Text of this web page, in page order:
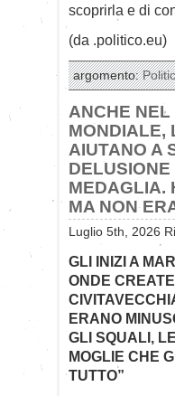
scoprirla e di
(da .politico.eu)
argomento:
ANCHE NEL
MONDIALE,
AIUTANO A
MEDAGLIA.
MA NON
Luglio 5th, 2026
GLI INIZI A
ONDE
ERANO
GLI SQUALI,
MOGLIE CHE
TUTTO”